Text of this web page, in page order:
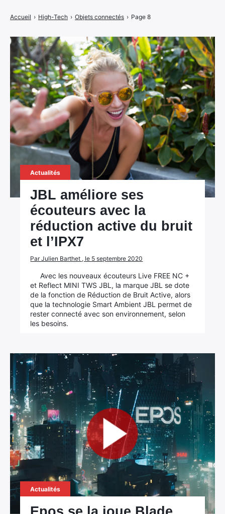
Accueil › High-Tech › Objets connectés › Page 8
Actualités
JBL améliore ses
écouteurs avec la
réduction active du bruit
et l’IPX7
Par Julien Barthet , le 5 septembre 2020
Avec les nouveaux écouteurs Live FREE NC +
et Reflect MINI TWS JBL, la marque JBL se dote
de la fonction de Réduction de Bruit Active, alors
que la technologie Smart Ambient JBL permet de
rester connecté avec son environnement, selon
les besoins.
Actualités